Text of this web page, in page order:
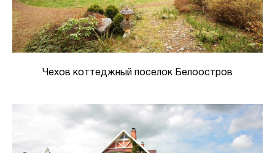
Чехов коттеджный поселок Белоостров